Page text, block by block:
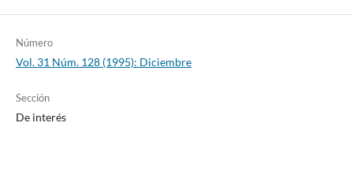
Número
Vol. 31 Núm. 128 (1995): Diciembre
Sección
De interés